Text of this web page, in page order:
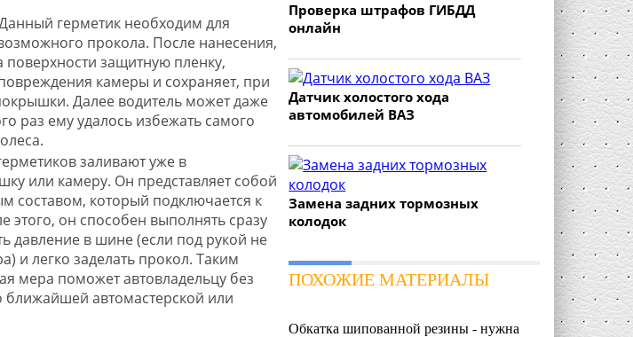
герметик необходим для
прокола. После нанесения,
поверхности защитную пленку,
камеры и сохраняет, при
Далее водитель может даже
раз ему удалось избежать самого
заливают уже в
или камеру. Он представляет собой
составом, который подключается к
этого, он способен выполнять сразу
давление в шине (если под рукой не
и легко заделать прокол. Таким
мера поможет автовладельцу без
ближайшей автомастерской или
Проверка штрафов ГИБДД
онлайн
Датчик холостого хода
автомобилей ВАЗ
Замена задних тормозных
колодок
ПОХОЖИЕ МАТЕРИАЛЫ
Обкатка шипованной резины - нужна